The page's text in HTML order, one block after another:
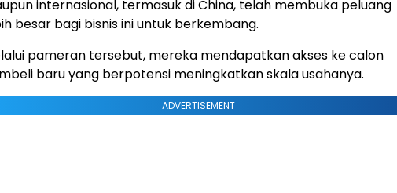
internasional, termasuk di China, telah membuka peluang
besar bagi bisnis ini untuk berkembang.
pameran tersebut, mereka mendapatkan akses ke calon
baru yang berpotensi meningkatkan skala usahanya.
ADVERTISEMENT